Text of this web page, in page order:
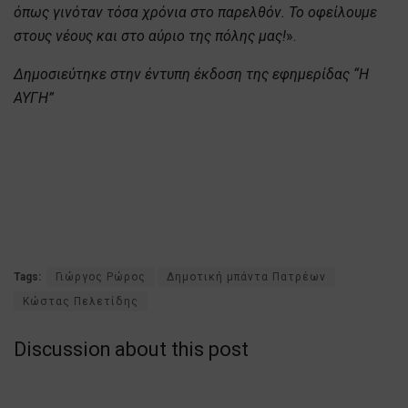
όπως γινόταν τόσα χρόνια στο παρελθόν. Το οφείλουμε
στους νέους και στο αύριο της πόλης μας!».
Δημοσιεύτηκε στην έντυπη έκδοση της εφημερίδας “Η
ΑΥΓΗ”
Tags: Γιώργος Ρώρος
Δημοτική μπάντα Πατρέων
Κώστας Πελετίδης
Discussion about this post